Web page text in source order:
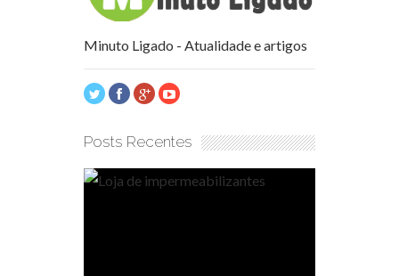
Minuto Ligado - Atualidade e artigos
Posts Recentes